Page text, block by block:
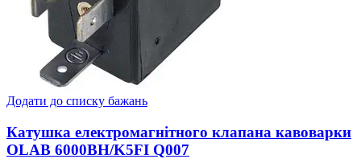
Додати до списку бажань
Катушка електромагнітного клапана кавоварки
OLAB 6000BH/K5FI Q007